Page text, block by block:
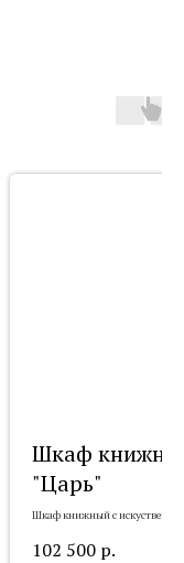
Шкаф
"Царь"
Шкаф книжный с
102 500 р.